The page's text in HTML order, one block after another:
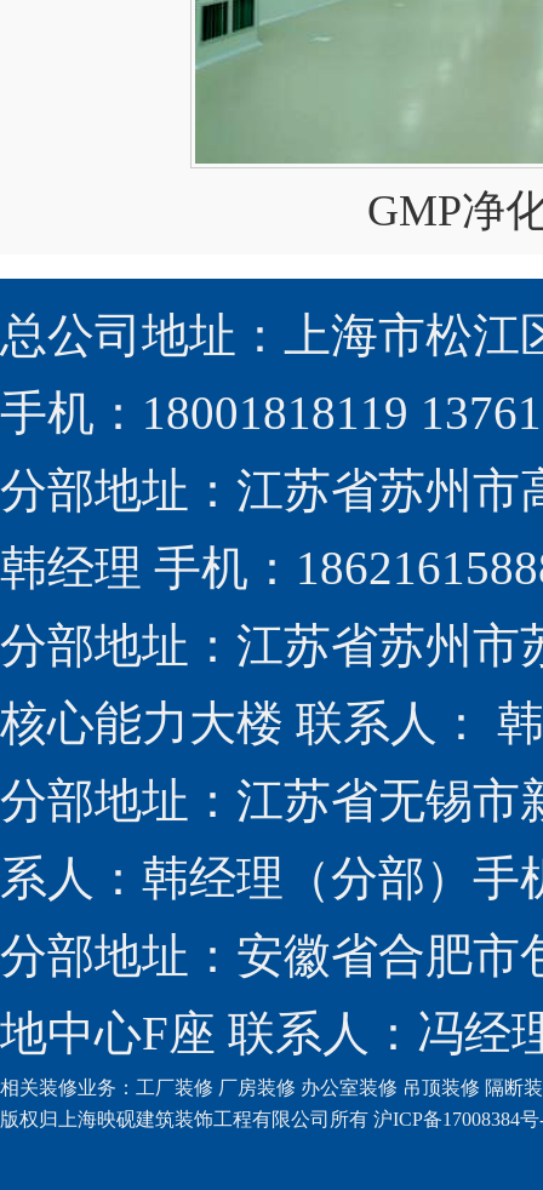
GMP净
总公司地址：上海市松江
手机：18001818119
分部地址：江苏省苏州市
韩经理 手机：
分部地址：江苏省苏州市
核心能力大楼 联系人：
分部地址：江苏省无锡市
系人：韩经理（分部）手
分部地址：安徽省合肥市
地中心F座 联系人：冯经
相关装修业务： 工厂装修 厂房装修 办公室装修 吊顶装修 隔断
版权归上海映砚建筑装饰工程有限公司所有 沪ICP备17008384号